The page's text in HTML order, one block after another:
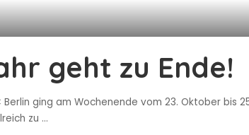
geht zu Ende!
ging am Wochenende vom 23. Oktober bis
zu ...